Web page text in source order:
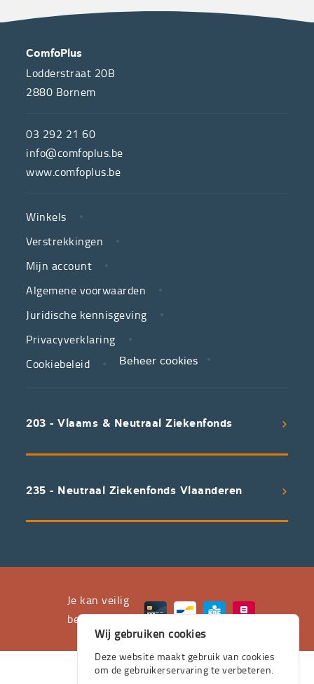
OVER
ONS
de
hulpmiddelenwinkel
van
neutrale
ziekenfondsen,
is
partner
in
zorg.
We
voorwaarden
uitstekend
waarvan
huis
CONTACT
ComfoPlus
Lodderstraat 20B
2880 Bornem
03 292 21 60
info@comfoplus.be
www.comfoplus.be
LINKS
Winkels
Verstrekkingen
Mijn account
Algemene voorwaarden
Juridische kennisgeving
Privacyverklaring
Cookiebeleid
Beheer cookies
203 - Vlaams & Neutraal Ziekenfonds
235 - Neutraal Ziekenfonds Vlaanderen
Je kan veilig
betalen met
Wij gebruiken cookies
Deze website maakt gebruik van cookies
om de gebruikerservaring te verbeteren.